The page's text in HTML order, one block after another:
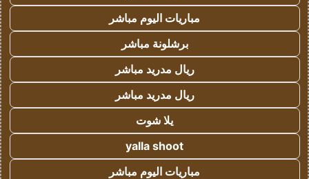
مباريات اليوم مباشر
برشلونة مباشر
ريال مدريد مباشر
ريال مدريد مباشر
يلا شوت
yalla shoot
مباريات اليوم مباشر